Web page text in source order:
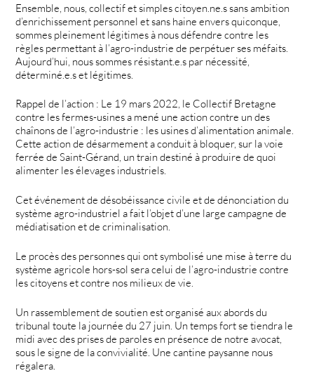
Ensemble, nous, collectif et simples citoyen.ne.s sans ambition
d’enrichissement personnel et sans haine envers quiconque,
sommes pleinement légitimes à nous défendre contre les
règles permettant à l’agro-industrie de perpétuer ses méfaits.
Aujourd’hui, nous sommes résistant.e.s par nécessité,
déterminé.e.s et légitimes.
Rappel de l’action : Le 19 mars 2022, le Collectif Bretagne
contre les fermes-usines a mené une action contre un des
chaînons de l’agro-industrie : les usines d’alimentation animale.
Cette action de désarmement a conduit à bloquer, sur la voie
ferrée de Saint-Gérand, un train destiné à produire de quoi
alimenter les élevages industriels.
Cet événement de désobéissance civile et de dénonciation du
système agro-industriel a fait l’objet d’une large campagne de
médiatisation et de criminalisation.
Le procès des personnes qui ont symbolisé une mise à terre du
système agricole hors-sol sera celui de l’agro-industrie contre
les citoyens et contre nos milieux de vie.
Un rassemblement de soutien est organisé aux abords du
tribunal toute la journée du 27 juin. Un temps fort se tiendra le
midi avec des prises de paroles en présence de notre avocat,
sous le signe de la convivialité. Une cantine paysanne nous
régalera.